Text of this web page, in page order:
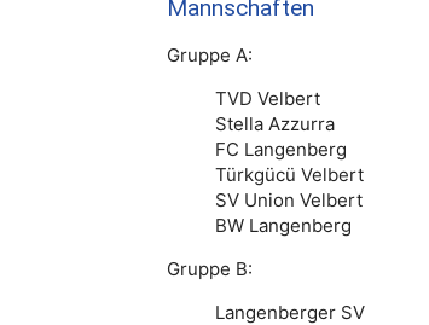
Mannschaften
Gruppe A:
TVD Velbert
Stella Azzurra
FC Langenberg
Türkgücü Velbert
SV Union Velbert
BW Langenberg
Gruppe B:
Langenberger SV